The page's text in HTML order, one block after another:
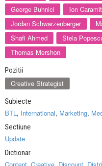
George Buhnici
Ion
Jordan Schwarzenberger
Shafi Ahmed
Stela
Thomas Mershon
Pozitii
Creative Strategist
Subiecte
BTL, International, Marketing,
Sectiune
Update
Dictionar